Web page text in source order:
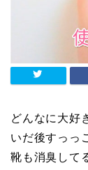
どんなに大好
いだ後すっっ
靴も消臭して